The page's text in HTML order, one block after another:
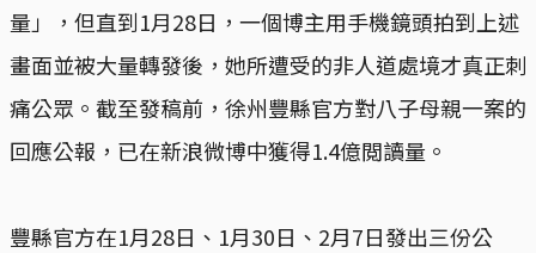
量」，但直到1月28日，一個博主用手機鏡頭拍到上述
畫面並被大量轉發後，她所遭受的非人道處境才真正刺
痛公眾。截至發稿前，徐州豐縣官方對八子母親一案的
回應公報，已在新浪微博中獲得1.4億閲讀量。
豐縣官方在1月28日、1月30日、2月7日發出三份公